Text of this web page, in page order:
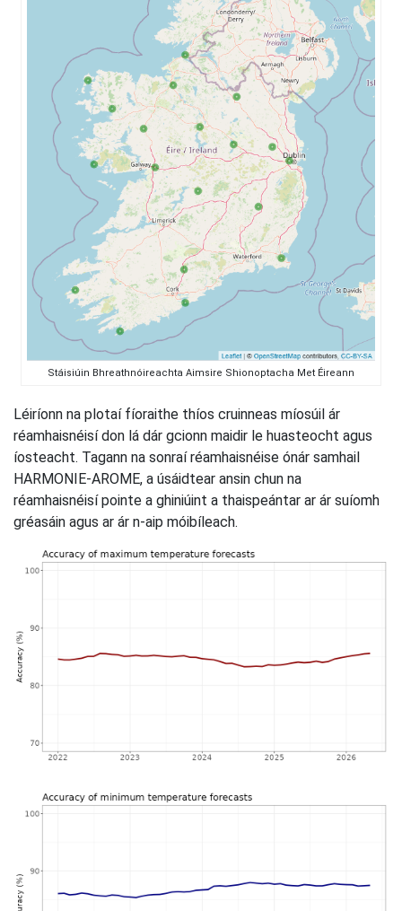
Stáisiúin Bhreathnóireachta Aimsire Shionoptacha Met Éireann
Léiríonn na plotaí fíoraithe thíos cruinneas míosúil ár
réamhaisnéisí don lá dár gcionn maidir le huasteocht agus
íosteacht. Tagann na sonraí réamhaisnéise ónár samhail
HARMONIE-AROME, a úsáidtear ansin chun na
réamhaisnéisí pointe a ghiniúint a thaispeántar ar ár suíomh
gréasáin agus ar ár n-aip móibíleach.